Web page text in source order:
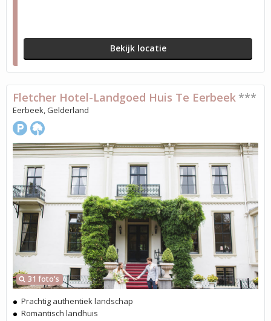
Bekijk locatie
31 foto's
Fletcher Hotel-Landgoed Huis Te Eerbeek ***
Eerbeek, Gelderland
Prachtig authentiek landschap
Romantisch landhuis